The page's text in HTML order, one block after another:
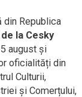
Republica
la Cesky
august și
oficialități din
Culturii,
și Comerțului,